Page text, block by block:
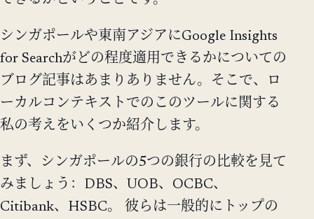
シンガポールや東南アジアにGoogle Insights
for Searchがどの程度適用できるかについての
ブログ記事はあまりありません。そこで、ロ
ーカルコンテキストでのこのツールに関する
私の考えをいくつか紹介します。
まず、シンガポールの5つの銀行の比較を見て
みましょう：DBS、UOB、OCBC、
Citibank、HSBC。 彼らは一般的にトップの